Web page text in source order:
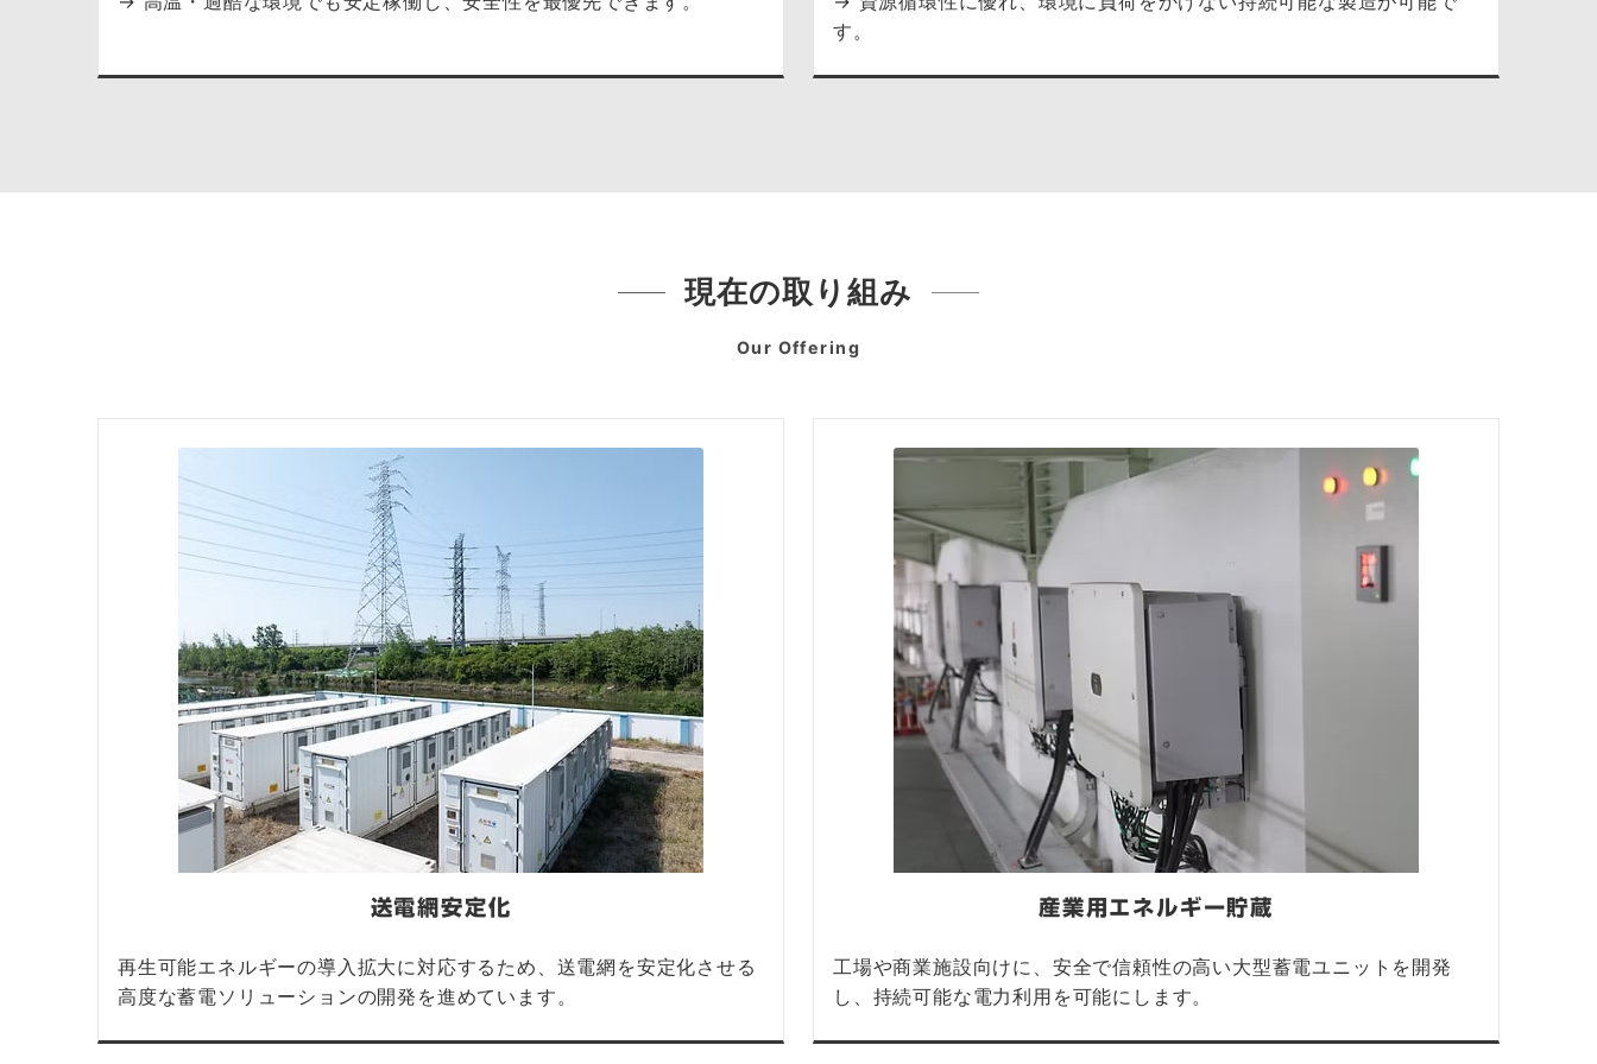
す。
現在の取り組み
Our Offering
送電網安定化
再生可能エネルギーの導入拡大に対応するため、送電網を安定化させる
高度な蓄電ソリューションの開発を進めています。
産業用エネルギー貯蔵
工場や商業施設向けに、安全で信頼性の高い大型蓄電ユニットを開発
し、持続可能な電力利用を可能にします。